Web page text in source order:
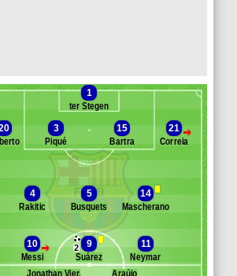
des remplaçants FC Barcelone
Masip
Alves
1
ter Stegen
3
Piqué
15
Bartra
>
21
Correia
4
Rakitic
5
Busquets
14
Mascherano
>
10
Messi
2
9
Suárez
11
Neymar
Araújo
Jonathan Viera